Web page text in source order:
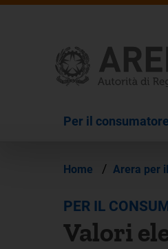
Per il consumatore
Home / Arera per
PER IL
Valori